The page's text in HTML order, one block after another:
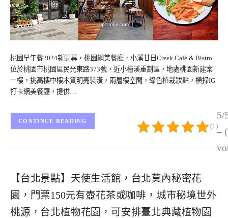
桃園早午餐2024新開幕，桃園網美餐廳，小溪甘日Creek Café & Bistro
位於桃園市桃園區民光東路373號，近小檜溪重劃區，地處桃園新建案
一樓，挑高樓中樓木質明亮裝潢，兩層樓空間，綠色植栽妝點，橫掃IG
打卡網美餐廳，提供…
5/
–
(1)
CONTINUE READING
【台北景點】天使生活館，台北莫內秘密花
園，門票150元有壺花茶或咖啡，城市秘境世外
桃源，台北植物花園，可安排臺北典藏植物園